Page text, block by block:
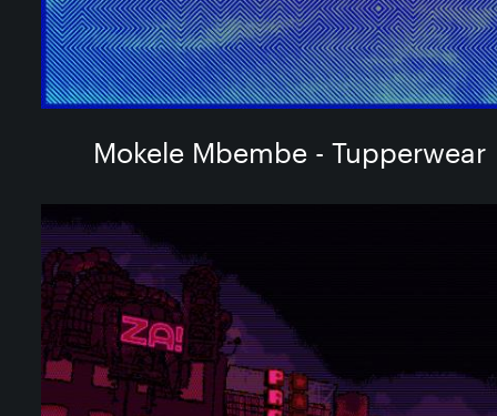
Mokele Mbembe - Tupperwear